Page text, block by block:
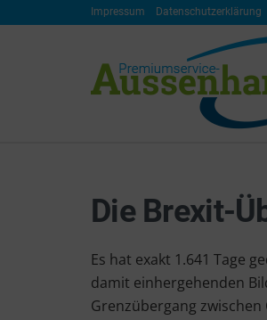
Impressum Datenschutzerklärung
Die Brexit-
Es hat exakt 1.641 Tage
damit einhergehenden
Grenzübergang